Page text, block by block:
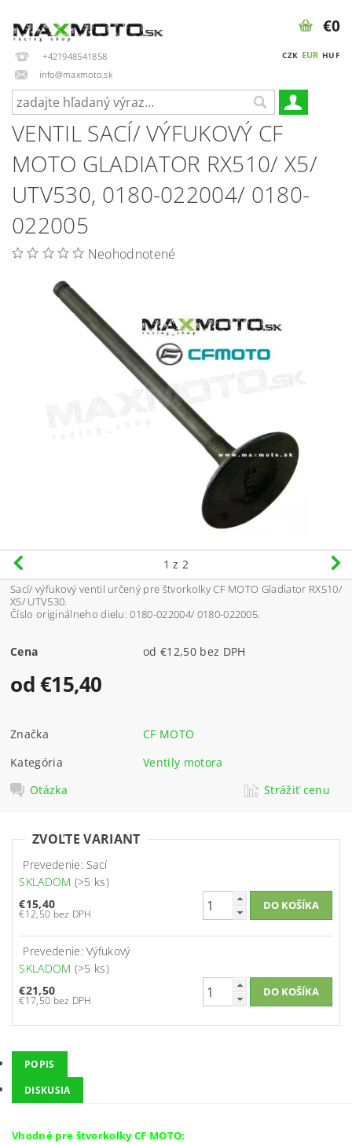
+421948541858
info@maxmoto.sk
CZK EUR HUF
€0
VENTIL SACÍ/ VÝFUKOVÝ CF
MOTO GLADIATOR RX510/ X5/
UTV530, 0180-022004/ 0180-
022005
Neohodnotené
1 z 2
Sací/ výfukový ventil určený pre štvorkolky CF MOTO Gladiator RX510/
X5/ UTV530.
Číslo originálneho dielu: 0180-022004/ 0180-022005.
Cena od €12,50 bez DPH
od €15,40
Značka
CF MOTO
Kategória
Ventily motora
Otázka
Strážiť cenu
ZVOĽTE VARIANT
Prevedenie: Sací
SKLADOM (>5 ks)
€15,40
€12,50 bez DPH
Prevedenie: Výfukový
SKLADOM (>5 ks)
€21,50
€17,50 bez DPH
POPIS
DISKUSIA
Vhodné pre štvorkolky CF MOTO: